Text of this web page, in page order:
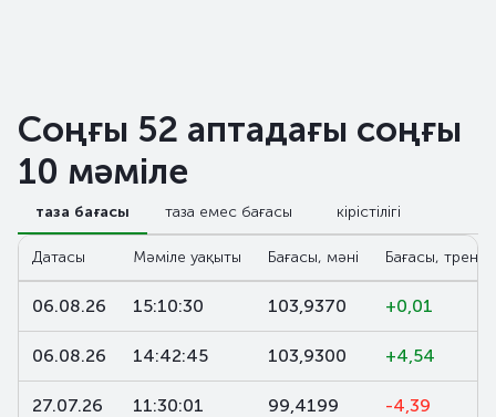
Соңғы 52 аптадағы соңғы
10 мәміле
таза бағасы таза емес бағасы кірістілігі
Датасы Мәміле уақыты Бағасы, мәні Бағасы, тренд,
06.08.26 15:10:30 103,9370 +0,01
06.08.26 14:42:45 103,9300 +4,54
27.07.26 11:30:01 99,4199 -4,39